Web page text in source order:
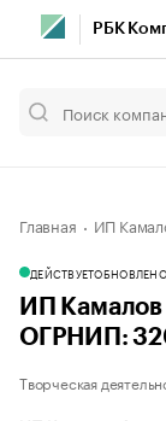
РБК
Главная ИП
ДЕЙСТВУЕТОБНОВЛЕНО
ИП
ОГРНИП:
Творческая